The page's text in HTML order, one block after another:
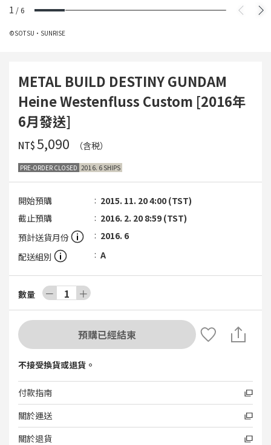
1 /6
©SOTSU・SUNRISE
METAL BUILD DESTINY GUNDAM
Heine Westenfluss Custom [2016年
6月發送]
NT$‌5,090 （含税）
PRE-ORDER CLOSED 2016. 6 SHIPS
開始預購
2015. 11. 20 4:00 (TST)
截止預購
2016. 2. 20 8:59 (TST)
預計送貨月份
2016. 6
配送組別
A
數量 － 1 ＋
預購已經結束
不接受換貨或退貨。
付款指南
關於運送
關於退貨